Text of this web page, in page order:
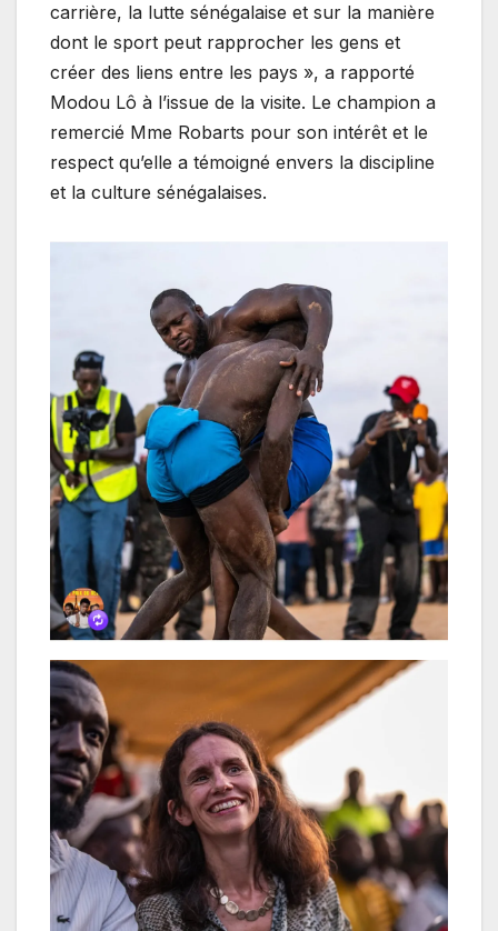
carrière, la lutte sénégalaise et sur la manière
dont le sport peut rapprocher les gens et
créer des liens entre les pays », a rapporté
Modou Lô à l’issue de la visite. Le champion a
remercié Mme Robarts pour son intérêt et le
respect qu’elle a témoigné envers la discipline
et la culture sénégalaises.